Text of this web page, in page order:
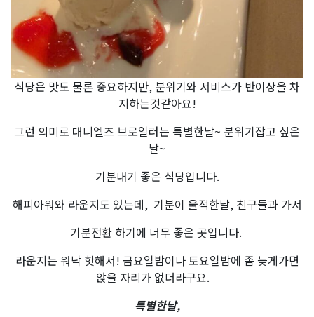
식당은 맛도 물론 중요하지만, 분위기와 서비스가 반이상을 차
지하는것같아요!
그런 의미로 대니엘즈 브로일러는 특별한날~ 분위기잡고 싶은
날~
기분내기 좋은 식당입니다.
해피아워와 라운지도 있는데, 기분이 울적한날, 친구들과 가서
기분전환 하기에 너무 좋은 곳입니다.
라운지는 워낙 핫해서! 금요일밤이나 토요일밤에 좀 늦게가면
앉을 자리가 없더라구요.
특별한날,